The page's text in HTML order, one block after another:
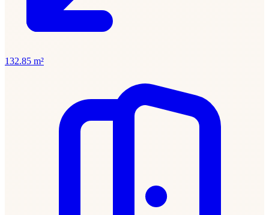
132.85 m²